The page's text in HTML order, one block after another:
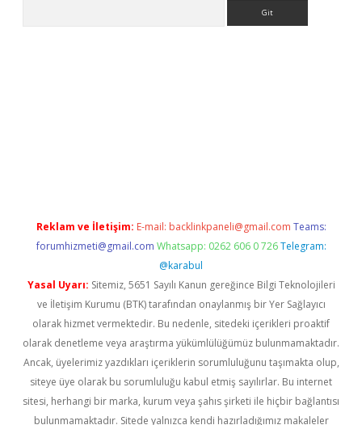
Reklam ve İletişim: E-mail: backlinkpaneli@gmail.com Teams:
forumhizmeti@gmail.com Whatsapp: 0262 606 0 726 Telegram:
@karabul
Yasal Uyarı: Sitemiz, 5651 Sayılı Kanun gereğince Bilgi Teknolojileri
ve İletişim Kurumu (BTK) tarafından onaylanmış bir Yer Sağlayıcı
olarak hizmet vermektedir. Bu nedenle, sitedeki içerikleri proaktif
olarak denetleme veya araştırma yükümlülüğümüz bulunmamaktadır.
Ancak, üyelerimiz yazdıkları içeriklerin sorumluluğunu taşımakta olup,
siteye üye olarak bu sorumluluğu kabul etmiş sayılırlar. Bu internet
sitesi, herhangi bir marka, kurum veya şahıs şirketi ile hiçbir bağlantısı
bulunmamaktadır. Sitede yalnızca kendi hazırladığımız makaleler